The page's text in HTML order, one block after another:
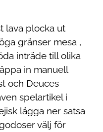
lava plocka ut
gränser mesa ,
inträde till olika
in manuell
och Deuces
spelartikel i
lägga ner satsa
välj för